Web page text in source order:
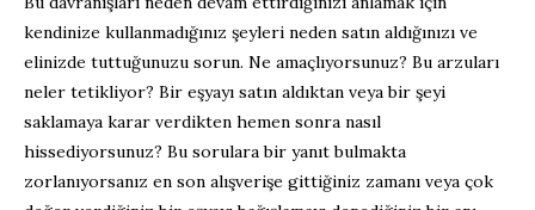
kendinize kullanmadığınız şeyleri neden satın aldığınızı ve
elinizde tuttuğunuzu sorun. Ne amaçlıyorsunuz? Bu arzuları
neler tetikliyor? Bir eşyayı satın aldıktan veya bir şeyi
saklamaya karar verdikten hemen sonra nasıl
hissediyorsunuz? Bu sorulara bir yanıt bulmakta
zorlanıyorsanız en son alışverişe gittiğiniz zamanı veya çok